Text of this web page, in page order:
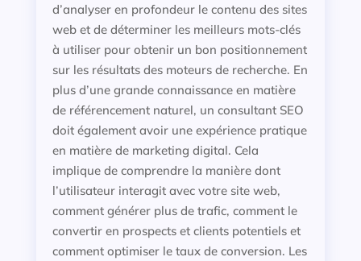
d’analyser en profondeur le contenu des sites
web et de déterminer les meilleurs mots-clés
à utiliser pour obtenir un bon positionnement
sur les résultats des moteurs de recherche. En
plus d’une grande connaissance en matière
de référencement naturel, un consultant SEO
doit également avoir une expérience pratique
en matière de marketing digital. Cela
implique de comprendre la manière dont
l’utilisateur interagit avec votre site web,
comment générer plus de trafic, comment le
convertir en prospects et clients potentiels et
comment optimiser le taux de conversion. Les